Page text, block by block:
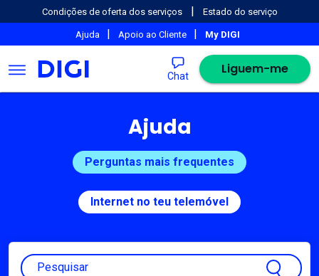
Condições de oferta dos serviços | Estado do serviço
Ajuda | Apoio ao Cliente | My DIGI
Chat Liguem-me
Ajuda
Perguntas mais frequentes
Internet no teu telemóvel
Pesquisar